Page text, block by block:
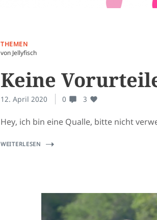
THEMEN
von Jellyfisch
Keine
12. April 2020 0 3
Hey, ich bin eine Qualle, bitte nicht
WEITERLESEN